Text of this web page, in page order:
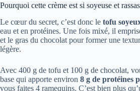
Pourquoi cette crème est si soyeuse et
Le cœur du secret, c’est donc le tofu
eau et en protéines. Une fois mixé, il
et le gras du chocolat pour former une
légère.
Avec 400 g de tofu et 100 g de chocolat,
base qui apporte environ 8 g de protéines
vous faites 4 ramequins. C’est bien plus